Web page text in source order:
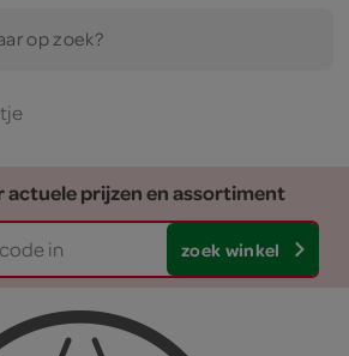
op zoek?
actuele prijzen en assortiment
zoek winkel